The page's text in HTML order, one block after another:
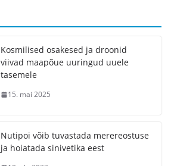
Kosmilised osakesed ja droonid
viivad maapõue uuringud uuele
tasemele
15. mai 2025
Nutipoi võib tuvastada merereostuse
ja hoiatada sinivetika eest